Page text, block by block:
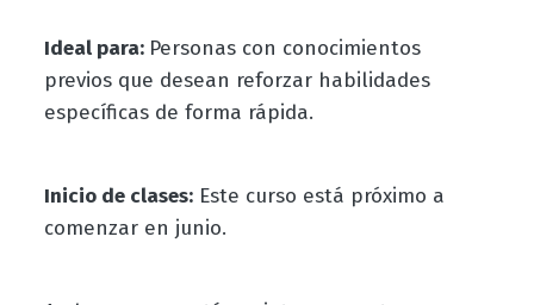
Ideal para: Personas con conocimientos
previos que desean reforzar habilidades
específicas de forma rápida.
Inicio de clases:Este curso está próximo a
comenzar en junio.